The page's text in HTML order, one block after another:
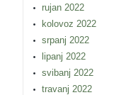
rujan 2022
kolovoz 2022
srpanj 2022
lipanj 2022
svibanj 2022
travanj 2022